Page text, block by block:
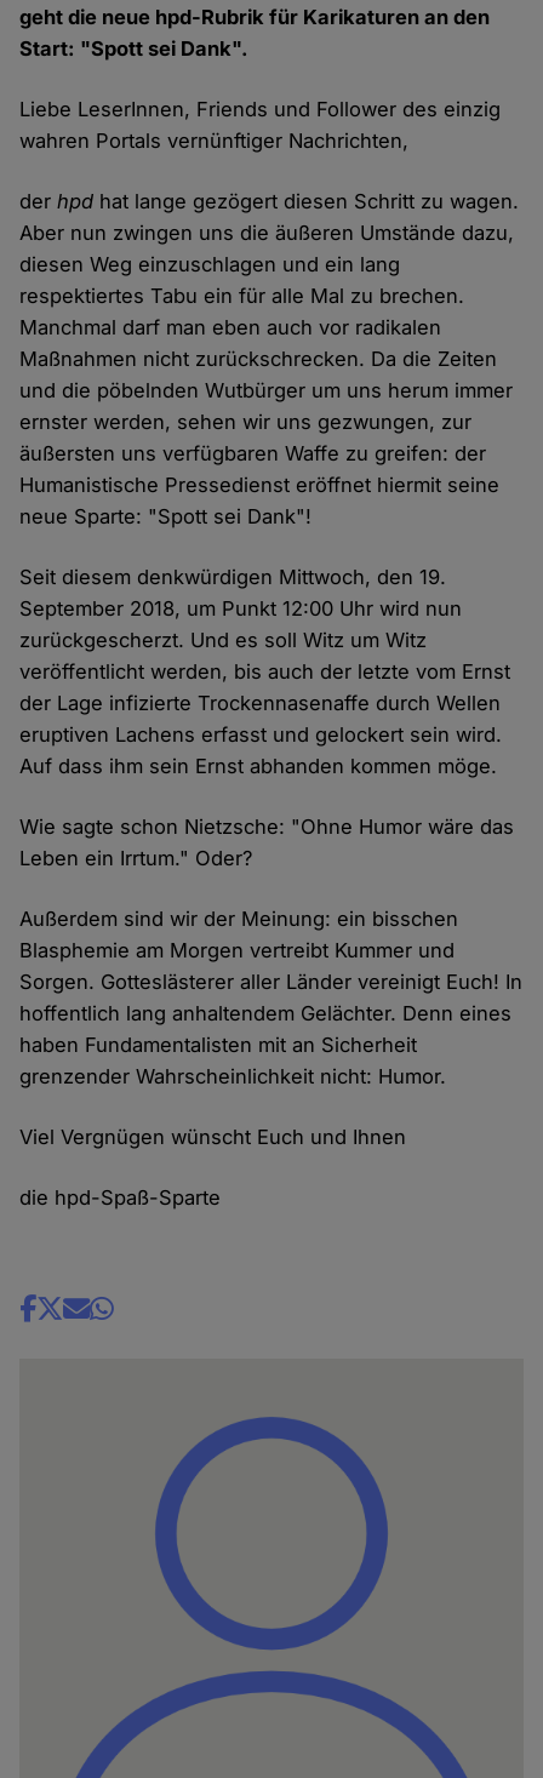
geht die neue hpd-Rubrik für Karikaturen an den
Start: "Spott sei Dank".
Liebe LeserInnen, Friends und Follower des einzig
wahren Portals vernünftiger Nachrichten,
derhpd hat lange gezögert diesen Schritt zu wagen.
Aber nun zwingen uns die äußeren Umstände dazu,
diesen Weg einzuschlagen und ein lang
respektiertes Tabu ein für alle Mal zu brechen.
Manchmal darf man eben auch vor radikalen
Maßnahmen nicht zurückschrecken. Da die Zeiten
und die pöbelnden Wutbürger um uns herum immer
ernster werden, sehen wir uns gezwungen, zur
äußersten uns verfügbaren Waffe zu greifen: der
Humanistische Pressedienst eröffnet hiermit seine
neue Sparte: "Spott sei Dank"!
Seit diesem denkwürdigen Mittwoch, den 19.
September 2018, um Punkt 12:00 Uhr wird nun
zurückgescherzt. Und es soll Witz um Witz
veröffentlicht werden, bis auch der letzte vom Ernst
der Lage infizierte Trockennasenaffe durch Wellen
eruptiven Lachens erfasst und gelockert sein wird.
Auf dass ihm sein Ernst abhanden kommen möge.
Wie sagte schon Nietzsche: "Ohne Humor wäre das
Leben ein Irrtum." Oder?
Außerdem sind wir der Meinung: ein bisschen
Blasphemie am Morgen vertreibt Kummer und
Sorgen. Gotteslästerer aller Länder vereinigt Euch! In
hoffentlich lang anhaltendem Gelächter. Denn eines
haben Fundamentalisten mit an Sicherheit
grenzender Wahrscheinlichkeit nicht: Humor.
Viel Vergnügen wünscht Euch und Ihnen
die hpd-Spaß-Sparte
Share